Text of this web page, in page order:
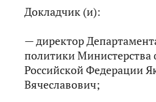
Докладчик (и):
— директор
политики Министерства
Российской Федерации
Вячеславович;